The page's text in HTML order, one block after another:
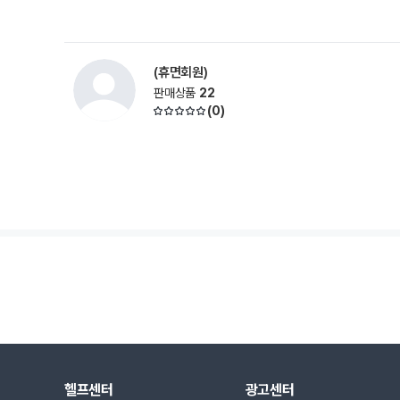
(휴면회원)
판매상품 22
(0)
헬프센터 광고센터